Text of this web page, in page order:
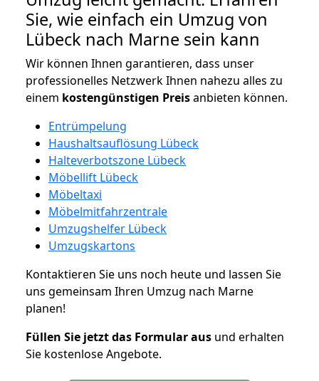
Sie, wie einfach ein Umzug von
Lübeck nach Marne sein kann
Wir können Ihnen garantieren, dass unser
professionelles Netzwerk Ihnen nahezu alles zu
einem kostengünstigen Preisanbieten können.
Entrümpelung
Haushaltsauflösung Lübeck
Halteverbotszone Lübeck
Möbellift Lübeck
Möbeltaxi
Möbelmitfahrzentrale
Umzugshelfer Lübeck
Umzugskartons
Kontaktieren Sie uns noch heute und lassen Sie
uns gemeinsam Ihren Umzug nach Marne
planen!
Füllen Sie jetzt das Formular aus und erhalten
Sie kostenlose Angebote.